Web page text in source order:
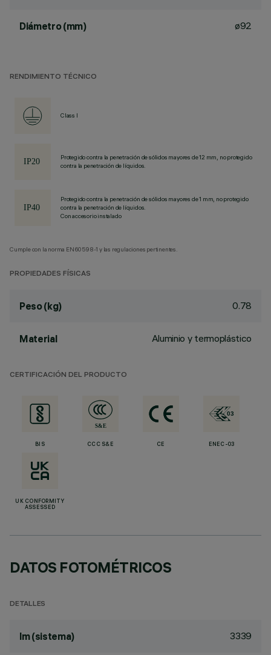
Diámetro (mm) ø92
RENDIMIENTO TÉCNICO
Class I
Protegido contra la penetración de sólidos mayores de 12 mm, no protegido
contra la penetración de líquidos.
Protegido contra la penetración de sólidos mayores de 1 mm, no protegido
contra la penetración de líquidos.
Con accesorio instalado
Cumple con la norma EN60598-1 y las regulaciones pertinentes.
PROPIEDADES FÍSICAS
Peso (kg) 0.78
Material Aluminio y termoplástico
CERTIFICACIÓN DEL PRODUCTO
BIS CCC S&E CE ENEC-03
UK CONFORMITY
ASSESSED
DATOS FOTOMÉTRICOS
DETALLES
lm (sistema) 3339